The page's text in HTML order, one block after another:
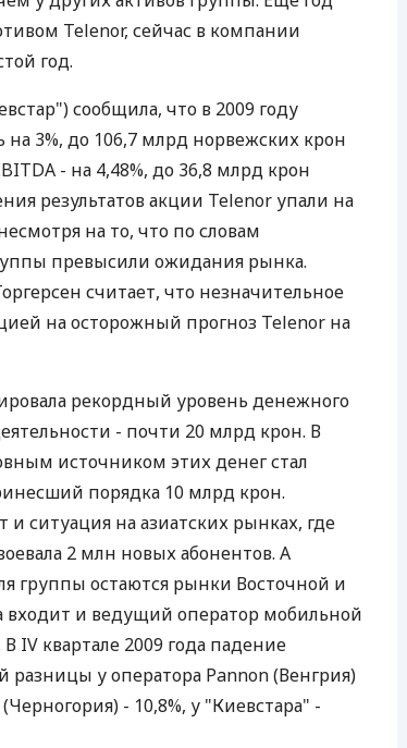
ЕЖЕМЕСЯЧНЫЙ ОБЗОР
БАНКОВСКИМ КАРТАМ
Telenor, сейчас в компании
год.
сообщила, что в 2009 году
3%, до 106,7 млрд норвежских крон
- на 4,48%, до 36,8 млрд крон
результатов акции Telenor упали на
на то, что по словам
превысили ожидания рынка.
считает, что незначительное
на осторожный прогноз Telenor на
рекордный уровень денежного
- почти 20 млрд крон. В
источником этих денег стал
порядка 10 млрд крон.
ситуация на азиатских рынках, где
2 млн новых абонентов. А
группы остаются рынки Восточной и
входит и ведущий оператор мобильной
IV квартале 2009 года падение
разницы у оператора Pannon (Венгрия)
- 10,8%, у "Киевстара" -